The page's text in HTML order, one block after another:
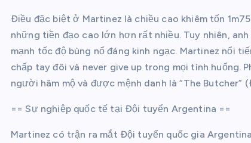
Điều đặc biệt ở Martinez là chiều cao khiêm tốn
những tiền đạo cao lớn hơn rất nhiều. Tuy nhiên,
mạnh tốc độ bùng nổ đáng kinh ngạc. Martinez nổi
chấp tay đôi và never give up trong mọi tình huống.
người hâm mộ và được mệnh danh là “The Butcher”
== Sự nghiệp quốc tế tại Đội tuyển Argentina ==
Martinez có trận ra mắt Đội tuyển quốc gia